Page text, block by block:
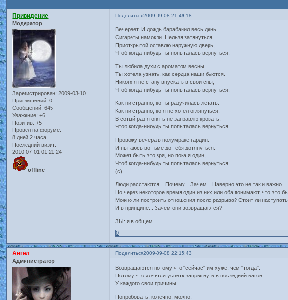
Поделиться2009-09-08 21:49:18
Привидение
Модератор
Зарегистрирован: 2009-03-10
Приглашений: 0
Сообщений: 645
Уважение: +6
Позитив: +5
Провел на форуме:
8 дней 2 часа
Последний визит:
2010-07-01 01:21:24
offline
Вечереет. И дождь барабанил весь день.
Сигареты намокли. Нельзя затянуться.
Приоткрытой оставлю наружную дверь,
Чтоб когда-нибудь ты попыталась вернуться.
Ты любила духи с ароматом весны.
Ты хотела узнать, как сердца наши бьются.
Никого я не стану впускать в свои сны,
Чтоб когда-нибудь ты попыталась вернуться.
Как ни странно, но ты разучилась летать.
Как ни странно, но я не хотел оглянуться.
В сотый раз я опять не заправлю кровать,
Чтоб когда-нибудь ты попыталась вернуться.
Провожу вечера в полумраке гардин.
И пытаюсь во тьме до тебя дотянуться.
Может быть это зря, но пока я один,
Чтоб когда-нибудь ты попыталась вернуться...
(с)
Люди расстаются... Почему... Зачем... Наверно это не так и важно...
Но через некоторое время один из них или оба понимают, что это
Можно ли построить отношения после разрыва? Стоит ли
И в принципе... Зачем они возвращаются?
ЗЫ: я в общем...
0
Поделиться2009-09-08 22:15:43
Ангел
Администратор
Возвращаются потому что "сейчас" им хуже, чем "тогда".
Потому что хочется успеть запрыгнуть в последний вагон.
У каждого свои причины.
Попробовать, конечно, можно.